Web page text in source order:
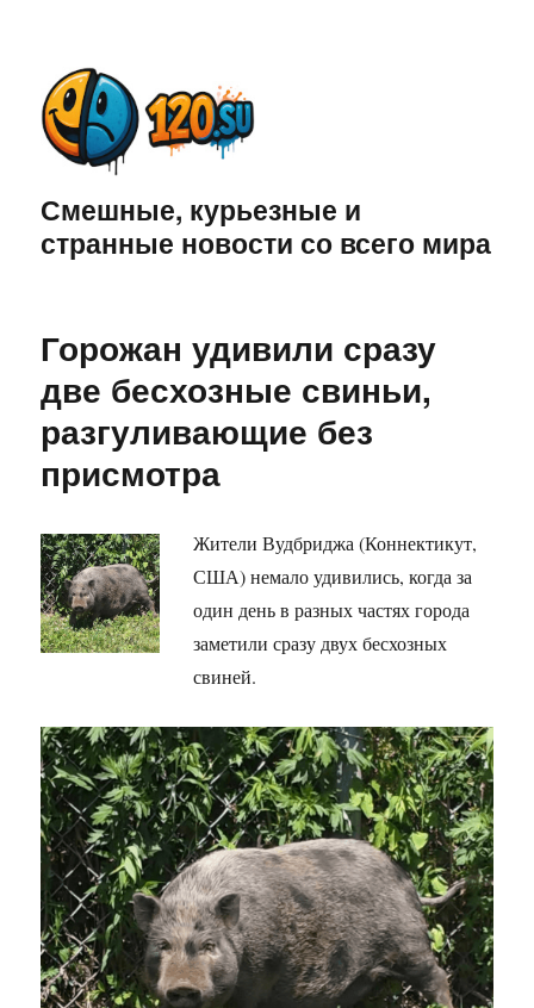
Смешные, курьезные и
странные новости со всего мира
Горожан удивили сразу
две бесхозные свиньи,
разгуливающие без
присмотра
Жители Вудбриджа (Коннектикут,
США) немало удивились, когда за
один день в разных частях города
заметили сразу двух бесхозных
свиней.